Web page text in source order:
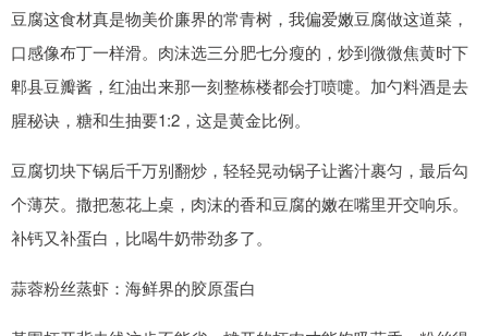
豆腐这食材真是物美价廉界的常青树，我偏爱嫩豆腐做这道菜，
口感像布丁一样滑。肉沫选三分肥七分瘦的，炒到微微焦黄时下
郫县豆瓣酱，红油出来那一刻整栋楼都会打喷嚏。加勺料酒是去
腥秘诀，糖和生抽要1:2，这是黄金比例。
豆腐切块下锅后千万别翻炒，轻轻晃动锅子让酱汁裹匀，最后勾
个薄芡。撒把葱花上桌，肉沫的香和豆腐的嫩在嘴里开交响乐。
补钙又补蛋白，比喝牛奶带劲多了。
蒜蓉粉丝蒸虾：海鲜界的胶原蛋白